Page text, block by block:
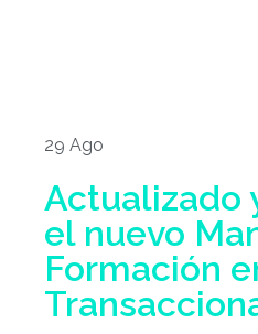
29 Ago
Actualizado
el nuevo
Formación